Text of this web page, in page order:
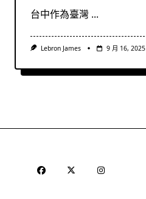
台中作為臺灣 ...
Lebron James 9 月 16, 2025